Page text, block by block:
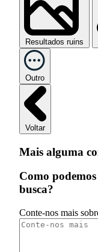
Resultados ruins
Outro
Voltar
Mais alguma
Como
busca?
Conte-nos mais